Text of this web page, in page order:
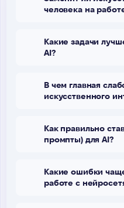
человека на
Какие задачи
AI?
В чем главная
искусственного
Как правильно
промпты) для AI?
Какие ошибки
работе с